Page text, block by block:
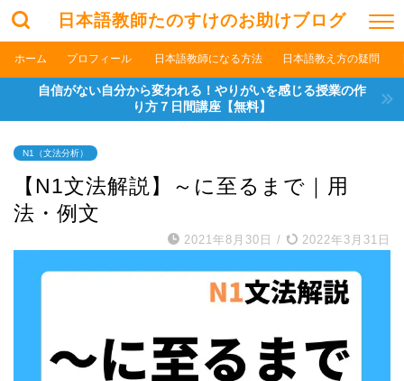
日本語教師たのすけのお助けブログ
ホーム プロフィール 日本語教師になる方法 日本語教え方の疑問
自信がない自分から変われる！やりがいを感じる授業の作
り方７日間講座【無料】
N1（文法分析）
【N1文法解説】～に至るまで｜用
法・例文
2021年8月30日 / 2022年3月31日